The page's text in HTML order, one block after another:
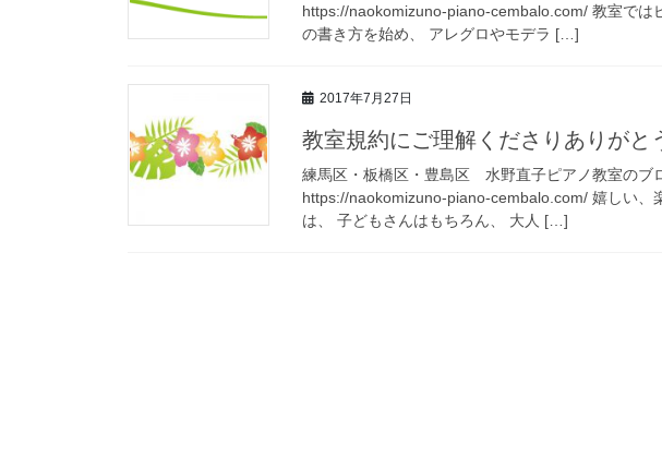
https://naokomizuno-piano-cembalo.com/ 教室では
の書き方を始め、 アレグロやモデラ […]
2017年7月27日
教室規約にご理解くださりありがと
練馬区・板橋区・豊島区 水野直子ピアノ教室のブ
https://naokomizuno-piano-cembalo.com/ 嬉しい、
は、 子どもさんはもちろん、 大人 […]